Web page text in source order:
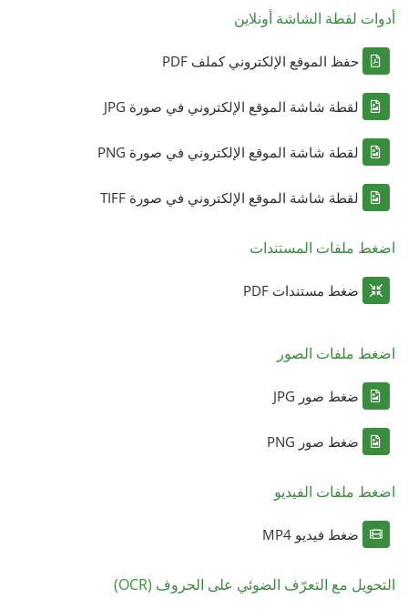
أدوات لقطة الشاشة أونلاين
حفظ الموقع الإلكتروني كملف PDF
لقطة شاشة الموقع الإلكتروني في صورة JPG
لقطة شاشة الموقع الإلكتروني في صورة PNG
لقطة شاشة الموقع الإلكتروني في صورة TIFF
اضغط ملفات المستندات
ضغط مستندات PDF
اضغط ملفات الصور
ضغط صور JPG
ضغط صور PNG
اضغط ملفات الفيديو
ضغط فيديو MP4
التحويل مع التعرّف الضوئي على الحروف (OCR)